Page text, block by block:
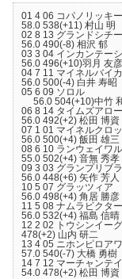
01 4 06 コパ
58.0 538(+11) 村山 明
02 8 13 グラン
56.0 490(-8) 相沢 郁
03 3 04 インカン
56.0 496(+10)羽月 友彦
04 7 11 マイネル
56.0 500(-4) 白井 寿昭
05 6 09 ソロ
56.0 504(+10)中竹
06 8 14 タイムズ
56.0 492(+2) 松田 博資
07 1 01 マイネル
56.0 500(+4) 飯田 雄三
08 6 10 ランウェ
55.0 502(+4) 音無 秀孝
09 3 03 グランプ
56.0 448(+6) 矢作 芳人
10 5 07 グラッ
56.0 498(+4) 角居 勝彦
11 5 08 ナムラ
56.0 532(+4) 福島 信晴
12 2 02 トウシンイ
478(+2) 山内 研二
13 4 05 ニホンピ
57.0 540(-7) 大橋 勇樹
14 7 12 マーチャ
54.0 478(+2) 松田 博資